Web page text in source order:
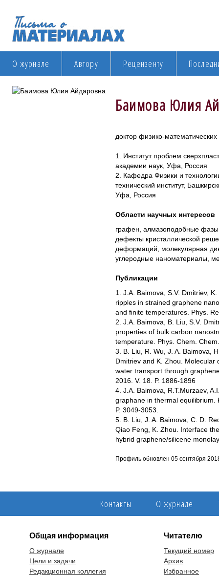
О журнале Автору Рецензенту
Баимова Юлия
доктор физико-
1. Институт проблем
академии наук, Уфа, Россия
2. Кафедра Физики и
технический институт,
Уфа, Россия
Области научных интересов
графен, алмазоподобные
дефекты кристаллической
деформаций, молекулярная
углеродные наноматериалы,
Публикации
1. J.A. Baimova, S.V. Dmitriev,
ripples in strained graphene
and finite temperatures. Phys.
2. J.A. Baimova, B. Liu, S.V.
properties of bulk carbon
temperature. Phys. Chem.
3. B. Liu, R. Wu, J. A. Baimova,
Dmitriev and K. Zhou.
water transport through
2016. V. 18. P. 1886-1896
4. J.A. Baimova, R.T.Murzaev,
graphane in thermal equilibrium.
P. 3049-3053.
5. B. Liu, J. A. Baimova, C. D.
Qiao Feng, K. Zhou. Interface
hybrid graphene/silicene
Профиль обновлен 05 сентября
Контакты О журнале
Общая информация
О журнале
Цели и задачи
Редакционная коллегия
Читателю
Текущий номер
Архив
Избранное